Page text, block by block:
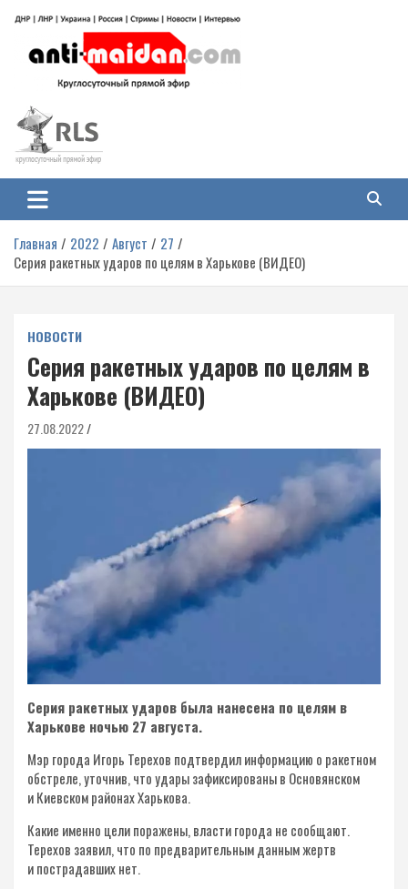
содержимому
Антимайдан: Гражданская война
на Украине
гражданской войне на Украине, включая события в Новороссии, ДНР,
ЛНР и других регионах.
Главная 2022 Август
27
Серия ракетных ударов по целям в Харькове (ВИДЕО)
НОВОСТИ
Серия ракетных ударов по целям в
Харькове (ВИДЕО)
27.08.2022
Серия ракетных ударов была нанесена по целям в
Харькове ночью 27 августа.
Мэр города Игорь Терехов подтвердил информацию о ракетном
обстреле, уточнив, что удары зафиксированы в Основянском
и Киевском районах Харькова.
Какие именно цели поражены, власти города не сообщают.
Терехов заявил, что по предварительным данным жертв
и пострадавших нет.